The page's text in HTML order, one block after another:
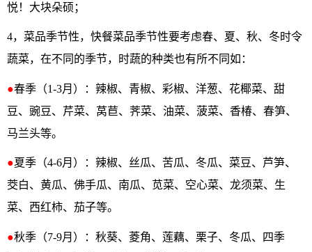
悦！大块朵硕；
4，菜品季节性，快餐菜品季节性要考虑春、夏、秋、冬时令
蔬菜，在不同的季节，时蔬的种类也有所不同如：
●春季（1-3月）‌：辣椒、青椒、彩椒、洋葱、花椰菜、甜
豆、豌豆、芹菜、莴苣、荠菜、油菜、菠菜、香椿、春笋、
马兰头等。
●‌夏季（4-6月）‌：辣椒、丝瓜、苦瓜、冬瓜、菜豆、芦笋、
茭白、黄瓜、佛手瓜、南瓜、苋菜、空心菜、龙须菜、生
菜、西红柿、茄子等。
●‌秋季（7-9月）‌：秋葵、菱角、莲藕、栗子、冬瓜、四季